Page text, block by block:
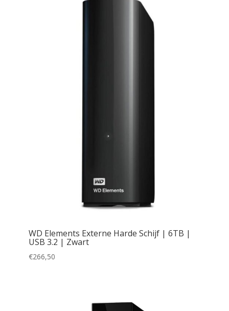
WD Elements Externe Harde Schijf | 6TB |
USB 3.2 | Zwart
€266,50